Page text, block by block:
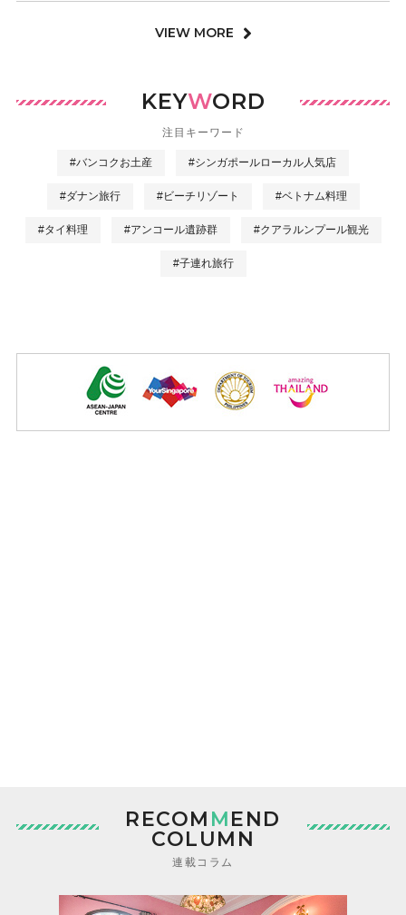
VIEW MORE
KEYWORD
注目キーワード
#バンコクお土産 #シンガポールローカル人気店
#ダナン旅行 #ビーチリゾート #ベトナム料理
#タイ料理 #アンコール遺跡群 #クアラルンプール観光
#子連れ旅行
RECOM MEND
COLUMN
連載コラム